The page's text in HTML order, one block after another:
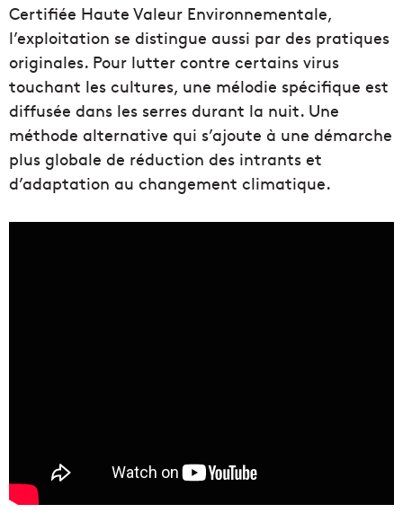
Certifiée Haute Valeur Environnementale,
l’exploitation se distingue aussi par des pratiques
originales. Pour lutter contre certains virus
touchant les cultures, une mélodie spécifique est
diffusée dans les serres durant la nuit. Une
méthode alternative qui s’ajoute à une démarche
plus globale de réduction des intrants et
d’adaptation au changement climatique.